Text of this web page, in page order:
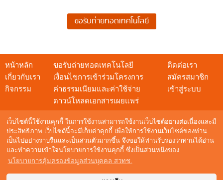
เว็บไซต์นี้ใช้งานคุกกี้ ในการใช้งานสามารถใช้งานเว็บไซต์อย่างต่อเนื่องและมี
ประสิทธิภาพ เว็บไซต์นี้จะมีเก็บค่าคุกกี้ เพื่อให้การใช้งานเว็บไซต์ของท่าน
เป็นไปอย่างราบรื่นและเป็นส่วนตัวมากขึ้น จึงขอให้ท่านรับรองว่าท่านได้อ่าน
และทำความเข้าใจนโยบายการใช้งานคุกกี้ ซึ่งเป็นส่วนหนึ่งของ
นโยบายการคุ้มครองข้อมูลส่วนบุคคล สวทช.
หน้าหลัก
เกี่ยวกับเรา
กิจกรรม
ขอรับถ่ายทอดเทคโนโลยี
เงื่อนไขการเข้าร่วมโครงการ
ค่าธรรมเนียมและค่าใช้จ่าย
ดาวน์โหลดเอกสารเผยแพร่
ติดต่อเรา
สมัครสมาชิก
เข้าสู่ระบบ
สอบถามข้อมูล
อีเมล :techshow@nstda.or.th
Digital Mind Co., Ltd.